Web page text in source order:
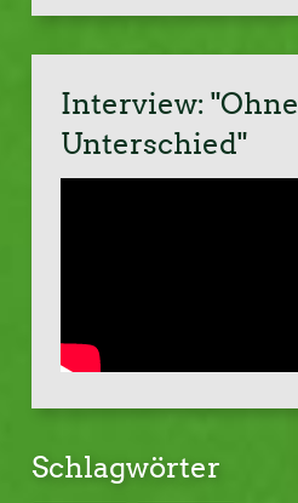
Interview: "Ohne
Unterschied"
Schlagwörter